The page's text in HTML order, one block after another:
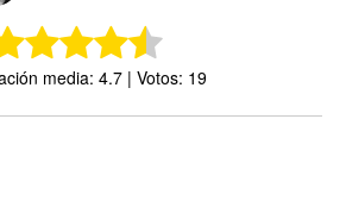
media: 4.7 | Votos: 19